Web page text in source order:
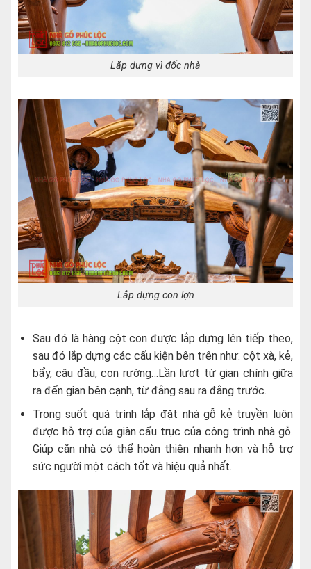
Lắp dựng vì đốc nhà
Lắp dựng con lợn
Sau đó là hàng cột con được lắp dựng lên tiếp theo,
sau đó lắp dựng các cấu kiện bên trên như: cột xà, kẻ,
bẩy, câu đầu, con rường…Lần lượt từ gian chính giữa
ra đến gian bên cạnh, từ đằng sau ra đằng trước.
Trong suốt quá trình lắp đặt nhà gỗ kẻ truyền luôn
được hỗ trợ của giàn cẩu trục của công trình nhà gỗ.
Giúp căn nhà có thể hoàn thiện nhanh hơn và hỗ trợ
sức người một cách tốt và hiệu quả nhất.